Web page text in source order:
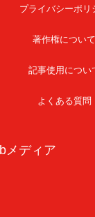
プライバシーポリ
著作権につい
記事使用につい
よくある質問
メディア